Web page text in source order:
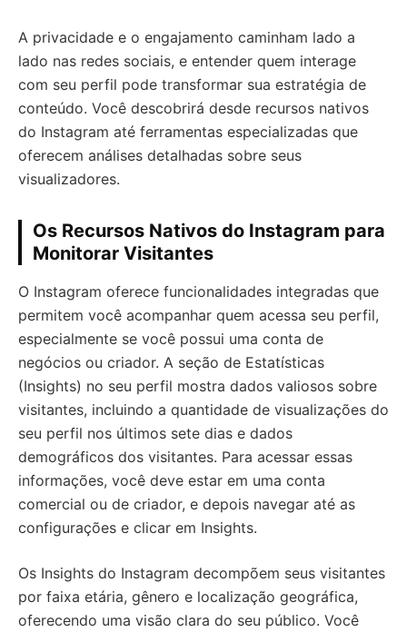
A privacidade e o engajamento caminham lado a
lado nas redes sociais, e entender quem interage
com seu perfil pode transformar sua estratégia de
conteúdo. Você descobrirá desde recursos nativos
do Instagram até ferramentas especializadas que
oferecem análises detalhadas sobre seus
visualizadores.
Os Recursos Nativos do Instagram para
Monitorar Visitantes
O Instagram oferece funcionalidades integradas que
permitem você acompanhar quem acessa seu perfil,
especialmente se você possui uma conta de
negócios ou criador. A seção de Estatísticas
(Insights) no seu perfil mostra dados valiosos sobre
visitantes, incluindo a quantidade de visualizações do
seu perfil nos últimos sete dias e dados
demográficos dos visitantes. Para acessar essas
informações, você deve estar em uma conta
comercial ou de criador, e depois navegar até as
configurações e clicar em Insights.
Os Insights do Instagram decompõem seus visitantes
por faixa etária, gênero e localização geográfica,
oferecendo uma visão clara do seu público. Você